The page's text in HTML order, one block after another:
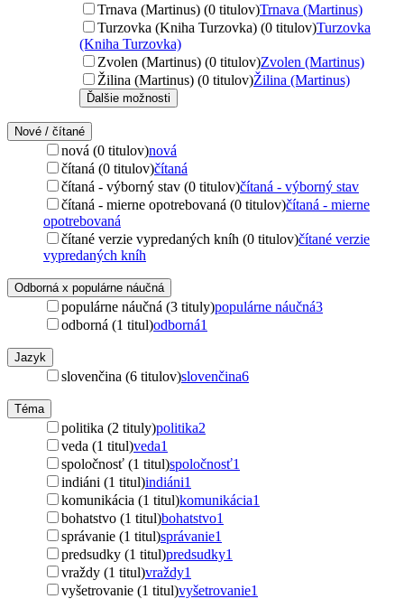
Trnava (Martinus) (0 titulov)Trnava (Martinus)
Turzovka (Kniha Turzovka) (0 titulov)Turzovka
(Kniha Turzovka)
Zvolen (Martinus) (0 titulov)Zvolen (Martinus)
Žilina (Martinus) (0 titulov)Žilina (Martinus)
Ďalšie možnosti
Nové / čítané
nová (0 titulov)nová
čítaná (0 titulov)čítaná
čítaná - výborný stav (0 titulov)čítaná - výborný stav
čítaná - mierne opotrebovaná (0 titulov)čítaná - mierne
opotrebovaná
čítané verzie vypredaných kníh (0 titulov)čítané verzie
vypredaných kníh
Odborná x populárne náučná
populárne náučná (3 tituly)populárne náučná3
odborná (1 titul)odborná1
Jazyk
slovenčina (6 titulov)slovenčina6
Téma
politika (2 tituly)politika2
veda (1 titul)veda1
spoločnosť (1 titul)spoločnosť1
indiáni (1 titul)indiáni1
komunikácia (1 titul)komunikácia1
bohatstvo (1 titul)bohatstvo1
správanie (1 titul)správanie1
predsudky (1 titul)predsudky1
vraždy (1 titul)vraždy1
vyšetrovanie (1 titul)vyšetrovanie1